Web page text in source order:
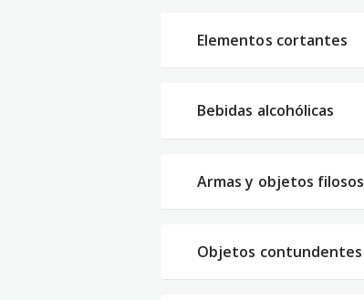
Elementos cortantes
Bebidas alcohólicas
Armas y objetos filosos
Objetos contundentes